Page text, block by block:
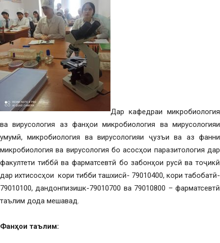
Дар кафедраи микробиология
ва вирусология аз фанҳои микробиология ва мирусологияи
умумӣ, микробиология ва вирусологияи ҷузъи ва аз фанни
микробиология ва вирусология бо асосҳои паразитология дар
факултети тиббӣ ва фарматсевтӣ бо забонҳои русӣ ва тоҷикӣ
дар ихтисосҳои кори тибби ташхисӣ- 79010400, кори табобатӣ-
79010100, дандонпизишк-79010700 ва 79010800 – фарматсевтӣ
таълим дода мешавад.
Фанҳои таълим: